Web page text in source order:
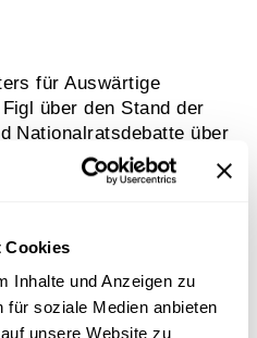
Cookies
Inhalte und Anzeigen zu
für soziale Medien anbieten
unsere Website zu
für Auswärtige
über den Stand der
Nationalratsdebatte über
4. März 1959.
Mediathek ohne weitere